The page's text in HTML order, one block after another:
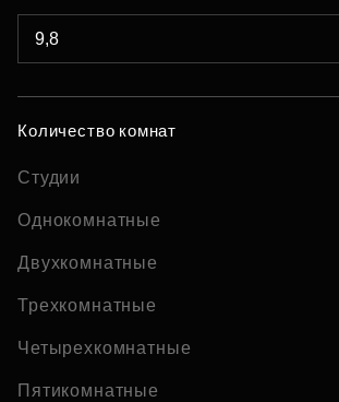
Количество комнат
Студии
Однокомнатные
Двухкомнатные
Трехкомнатные
Четырехкомнатные
Пятикомнатные